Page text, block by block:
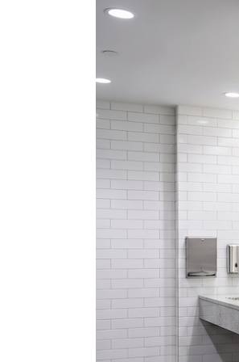
eléctrica: No
para lugares con
antivandálica,
lugares de mucho
fábricas.Gran
de mano de obra
robo y el
mantenimiento
transporte,
Dispensador
categoría.El
contacto en los
papel
que reduce
higiene para los
establecimientos
papel y el